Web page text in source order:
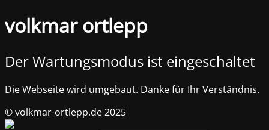
volkmar ortlepp
Der Wartungsmodus ist eingeschaltet
Die Webseite wird umgebaut. Danke für Ihr Verständnis.
© volkmar-ortlepp.de 2025